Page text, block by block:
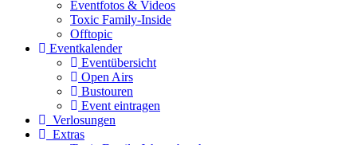
Eventfotos & Videos
Toxic Family-Inside
Offtopic
Eventkalender
Eventübersicht
Open Airs
Bustouren
Event eintragen
Verlosungen
Extras